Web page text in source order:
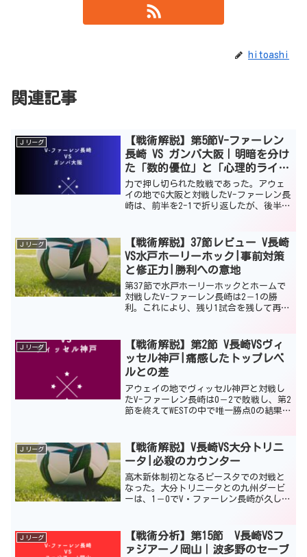
hitoashi
関連記事
Ｊリーグ
【戦術解説】第5節V-ファーレン
長崎 VS ガンバ大阪｜明暗を分け
た「数的優位」と「心理的ライ
ン」の攻防
力で押し切られた敗戦であった。アウェ
イの地でG大阪と対戦したV-ファーレン長
崎は、前半を2-1で折り返したが、後半に
ーパーゴールが2発ありながら、逆転負け
した要因が...
Ｊリーグ
【戦術解説】37節レビュー V長崎
VS水戸ホーリーホック|事前対策
と修正力|勝利への意地
第37節で水戸ホーリーホックとホームで
対戦したV-ファーレン長崎は2－1の勝
利。これにより、残り1試合を残して再び
選手・スタッフがこの試合にかける思い
と、圧倒的ホームと...
Ｊリーグ
【戦術解説】第2節 V長崎VSヴィ
ッセル神戸|痛感したトップレベ
ルとの差
アウェイの地でヴィッセル神戸と対戦し
たV-ファーレン長崎は0－2で敗戦し、第2
節を終えてWESTの中で唯一勝点0の結果と
敗となったのは長崎のファン・サポータ
ーにとって...
Ｊリーグ
【戦術解説】V長崎VS大分トリニ
ータ|必殺のカウンター
高木新体制初となるピースタでの対戦と
なった。大分トリニータとの九州ダービ
ーは、1－0でV・ファーレン長崎が久しぶ
縮めることに成功。 なにより勝利した
ことは良いことである...
Ｊリーグ
【戦術分析】第15節 V長崎VSフ
ァジアーノ岡山｜波多野のセーブ